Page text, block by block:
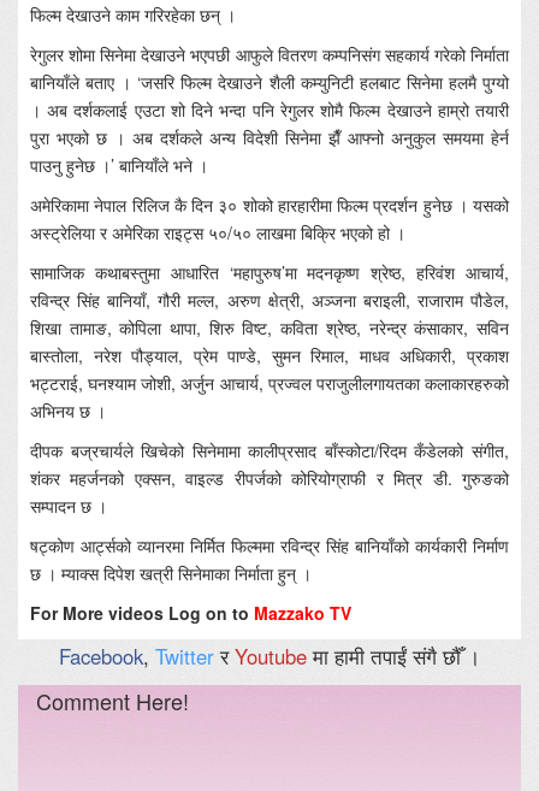
फिल्म देखाउने काम गरिरहेका छन् ।
रेगुलर शोमा सिनेमा देखाउने भएपछी आफुले वितरण कम्पनिसंग सहकार्य गरेको निर्माता
बानियाँले बताए । ‘जसरि फिल्म देखाउने शैली कम्युनिटी हलबाट सिनेमा हलमै पुग्यो
। अब दर्शकलाई एउटा शो दिने भन्दा पनि रेगुलर शोमै फिल्म देखाउने हाम्रो तयारी
पुरा भएको छ । अब दर्शकले अन्य विदेशी सिनेमा झैँ आफ्नो अनुकुल समयमा हेर्न
पाउनु हुनेछ ।’ बानियाँले भने ।
अमेरिकामा नेपाल रिलिज कै दिन ३० शोको हारहारीमा फिल्म प्रदर्शन हुनेछ । यसको
अस्ट्रेलिया र अमेरिका राइट्स ५०/५० लाखमा बिक्रि भएको हो ।
सामाजिक कथाबस्तुमा आधारित ‘महापुरुष’मा मदनकृष्ण श्रेष्ठ, हरिवंश आचार्य,
रविन्द्र सिंह बानियाँ, गौरी मल्ल, अरुण क्षेत्री, अञ्जना बराइली, राजाराम पौडेल,
शिखा तामाङ, कोपिला थापा, शिरु विष्ट, कविता श्रेष्ठ, नरेन्द्र कंसाकार, सविन
बास्तोला, नरेश पौड्याल, प्रेम पाण्डे, सुमन रिमाल, माधव अधिकारी, प्रकाश
भट्टराई, घनश्याम जोशी, अर्जुन आचार्य, प्रज्वल पराजुलीलगायतका कलाकारहरुको
अभिनय छ ।
दीपक बज्रचार्यले खिचेको सिनेमामा कालीप्रसाद बाँस्कोटा/रिदम कँडेलको संगीत,
शंकर महर्जनको एक्सन, वाइल्ड रीपर्जको कोरियोग्राफी र मित्र डी. गुरुङको
सम्पादन छ ।
षट्कोण आर्ट्सको व्यानरमा निर्मित फिल्ममा रविन्द्र सिंह बानियाँको कार्यकारी निर्माण
छ । म्याक्स दिपेश खत्री सिनेमाका निर्माता हुन् ।
For More videos Log on to Mazzako TV
Facebook, TwitterरYoutubeमा हामी तपाईं संगै छौँ ।
Comment Here!